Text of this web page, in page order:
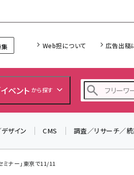
集 Web担について 広告出稿
ベント から探す
ザイン CMS 調査／リサーチ／
ナー」東京で11/11
え方を学べ
フォーラム